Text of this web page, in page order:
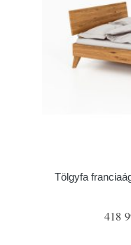
Tölgyfa
418